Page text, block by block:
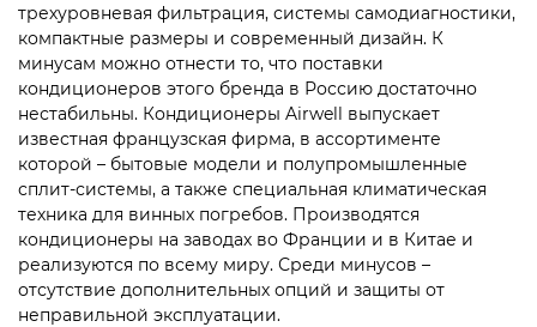
трехуровневая фильтрация, системы самодиагностики,
компактные размеры и современный дизайн. К
минусам можно отнести то, что поставки
кондиционеров этого бренда в Россию достаточно
нестабильны. Кондиционеры Airwell выпускает
известная французская фирма, в ассортименте
которой – бытовые модели и полупромышленные
сплит-системы, а также специальная климатическая
техника для винных погребов. Производятся
кондиционеры на заводах во Франции и в Китае и
реализуются по всему миру. Среди минусов –
отсутствие дополнительных опций и защиты от
неправильной эксплуатации.